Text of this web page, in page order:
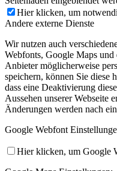
Hier klicken, um
Andere externe Dienste
Wir nutzen auch
Webfonts, Google Maps und
Anbieter möglicherweise
speichern, können Sie diese
dass eine Deaktivierung
Aussehen unserer Webseite
Änderungen werden nach
Google Webfont
Hier klicken, um Google